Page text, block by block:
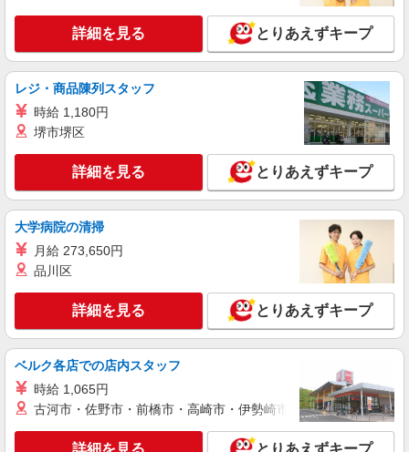
ルート配送補助スタッフ
日給9140円 ◎月収例：220599円 ＊日給×稼働
日数（21日）＋残業手当（時給×1.25×20h）
キープ 詳細を見る
SGフィルダー株式会社/W23796-004
荷物・商品仕分け
≪八千代事業場≫ 千葉県八千代市大和田新田
699-1 （佐川急便 八千代営業所内）
キープ 詳細を見る
アルバイト パート
SGフィルダー株式会社/W23796-002
時給1160円 ※22:00〜翌5:00の間は深夜手当込
≪八千代事業場≫ 千葉県八千代市大和田新田
詳細を見る とりあえずキープ
レジ・商品陳列スタッフ
時給 1,180円
堺市堺区
詳細を見る とりあえずキープ
大学病院の清掃
月給 273,650円
品川区
詳細を見る とりあえずキープ
ベルク各店での店内スタッフ
時給 1,065円
古河市・佐野市・前橋市・高崎市・伊勢崎市・太田市・館林市
詳細を見る とりあえずキープ